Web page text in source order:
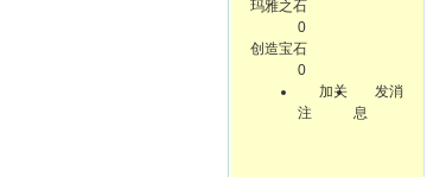
玛雅之石
0
创造宝石
0
加关
注
发消
息